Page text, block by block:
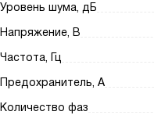
Уровень шума, дБ
Напряжение, В
Частота, Гц
Предохранитель, А
Количество фаз